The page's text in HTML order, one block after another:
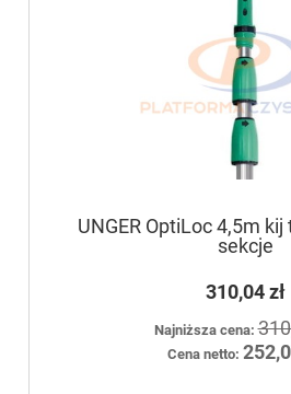
UNGER OptiLoc 4,5m
sekcje
310,04 zł
Najniższa cena:
Cena netto: